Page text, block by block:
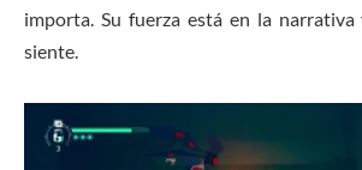
importa. Su fuerza está en la
siente.